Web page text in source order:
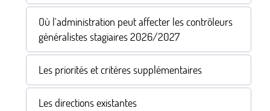
Où l'administration peut affecter les contrôleurs
généralistes stagiaires 2026/2027
Les priorités et critères supplémentaires
Les directions existantes